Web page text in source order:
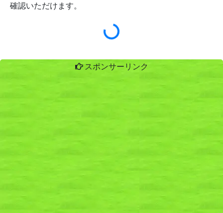
確認いただけます。
スポンサーリンク